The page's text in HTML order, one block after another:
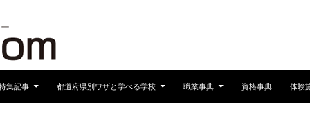
集記事
都道府県別ワザと学べる学校 職業事典 資格事典 体験